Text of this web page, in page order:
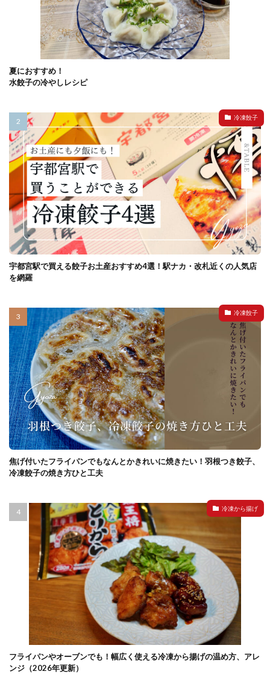
夏におすすめ！
水餃子の冷やしレシピ
冷凍餃子
宇都宮駅で買える餃子お土産おすすめ4選！駅ナカ・改札近くの人気店
を網羅
冷凍餃子
焦げ付いたフライパンでもなんとかきれいに焼きたい！羽根つき餃子、
冷凍餃子の焼き方ひと工夫
冷凍から揚げ
フライパンやオーブンでも！幅広く使える冷凍から揚げの温め方、アレ
ンジ（2026年更新）